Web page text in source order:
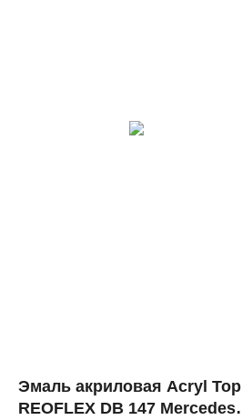
Эмаль акриловая Acryl Top
REOFLEX DB 147 Mercedes